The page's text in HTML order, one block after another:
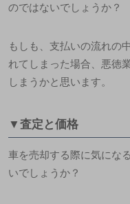
のではないでしょうか？
もしも、支払いの流れの
れてしまった場合、悪徳
しまうかと思います。
▼査定と価格
車を売却する際に気にな
いでしょうか？